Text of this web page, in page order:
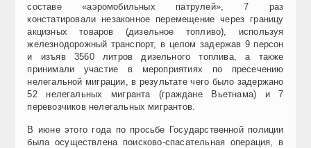
составе «аэромобильных патрулей», 7 раз
констатировали незаконное перемещение через границу
акцизных товаров (дизельное топливо), используя
железнодорожный транспорт, в целом задержав 9 персон
и изъяв 3560 литров дизельного топлива, а также
принимали участие в мероприятиях по пресечению
нелегальной миграции, в результате чего было задержано
52 нелегальных мигранта (граждане Вьетнама) и 7
перевозчиков нелегальных мигрантов.
В июне этого года по просьбе Государственной полиции
была осуществлена поисково-спасательная операция, в